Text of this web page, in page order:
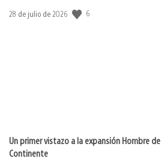
Fecha
28 de julio de 2026 6
Un primer vistazo a la expansión Hombre
Continente